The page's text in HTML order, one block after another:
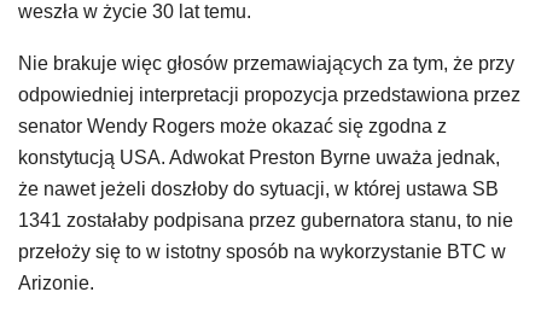
weszła w życie 30 lat temu.
Nie brakuje więc głosów przemawiających za tym, że przy
odpowiedniej interpretacji propozycja przedstawiona przez
senator Wendy Rogers może okazać się zgodna z
konstytucją USA. Adwokat Preston Byrne uważa jednak,
że nawet jeżeli doszłoby do sytuacji, w której ustawa SB
1341 zostałaby podpisana przez gubernatora stanu, to nie
przełoży się to w istotny sposób na wykorzystanie BTC w
Arizonie.